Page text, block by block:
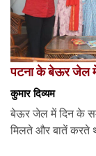
पटना के बेऊर जेल
कुमार दिव्यम
बेऊर जेल में दिन के
मिलते और बातें करते